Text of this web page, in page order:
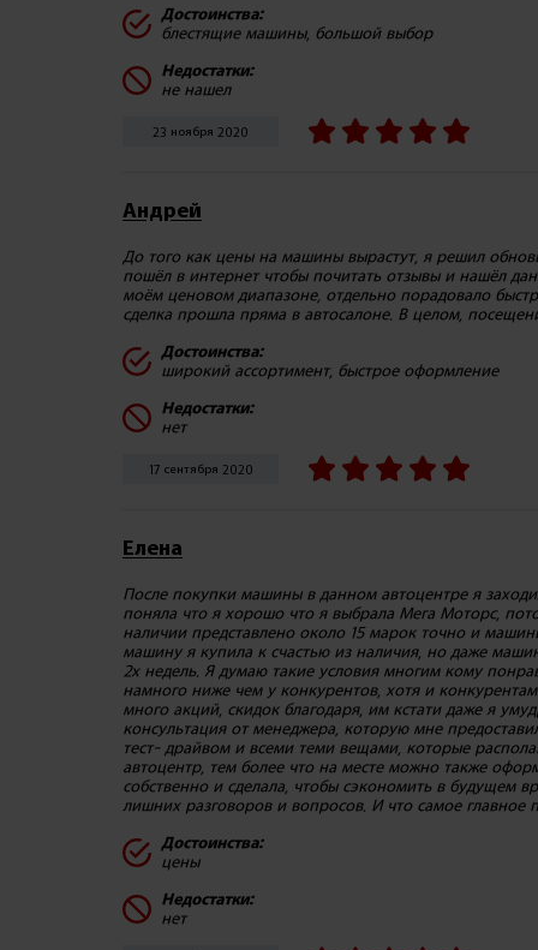
Достоинства:
блестящие машины, большой выбор
Недостатки:
не нашел
23 ноября 2020
Андрей
До того как цены на машины вырастут, я решил
пошёл в интернет чтобы почитать отзывы и нашёл
моём ценовом диапазоне, отдельно порадовало
сделка прошла пряма в автосалоне. В целом,
Достоинства:
широкий ассортимент, быстрое оформление
Недостатки:
нет
17 сентября 2020
Елена
После покупки машины в данном автоцентре я
поняла что я хорошо что я выбрала Мега Моторс,
наличии представлено около 15 марок точно и
машину я купила к счастью из наличия, но даже
2х недель. Я думаю такие условия многим кому
намного ниже чем у конкурентов, хотя и
много акций, скидок благодаря, им кстати даже я
консультация от менеджера, которую мне
тест- драйвом и всеми теми вещами, которые
автоцентр, тем более что на месте можно также
собственно и сделала, чтобы сэкономить в будущем
лишних разговоров и вопросов. И что самое главное
Достоинства:
цены
Недостатки:
нет